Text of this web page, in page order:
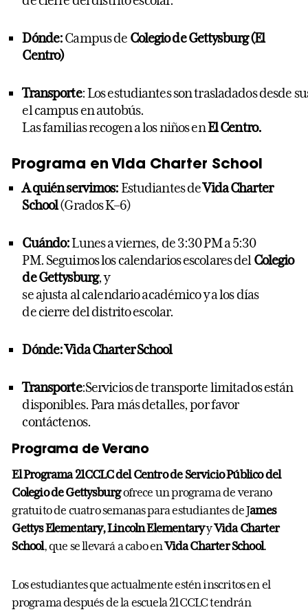
Dónde:Campus de Colegio de Gettysburg (El
Centro)
Transporte:Losestudiantessontrasladadosdesde
el campusenautobús.
LasfamiliasrecogenalosniñosenEl Centro.
Programa en Vida Charter School
Aquiénservimos:EstudiantesdeVida Charter
School(Grados K–6)
Cuándo:Lunes a viernes, de 3:30 PM a 5:30
PM. Seguimosloscalendariosescolaresdel Colegio
de Gettysburg, y
seajusta alcalendarioacadémicoy alosdías
decierredeldistritoescolar.
Dónde:Vida Charter School
Transporte:Servicios de transporte limitados están
disponibles. Para más detalles, por favor
contáctenos.
Programa de Verano
El Programa 21CCLC del Centro de Servicio Público del
Colegio de Gettysburgofrece un programa de verano
gratuito de cuatro semanas para estudiantes de James
Gettys Elementary, Lincoln ElementaryyVida Charter
School, que se llevará a cabo enVida Charter School.
Los estudiantes que actualmente estén inscritos en el
programa después de la escuela 21CCLC tendrán